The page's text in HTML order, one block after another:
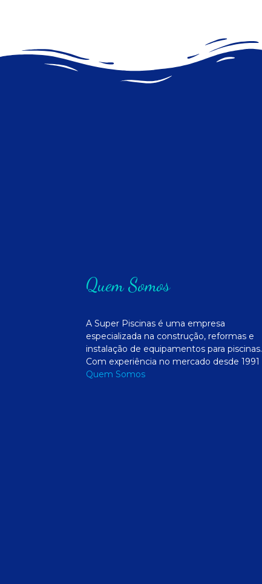
Quem Somos
A Super Piscinas é uma empresa
especializada na construção, reformas e
instalação de equipamentos para piscinas.
Com experiência no mercado desde 1991
Quem Somos